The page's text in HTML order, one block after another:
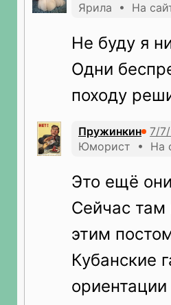
Ярила • На
Не буду я
Одни
походу
Пружинкин
Юморист • На
Это ещё
Сейчас там
этим
Кубанские